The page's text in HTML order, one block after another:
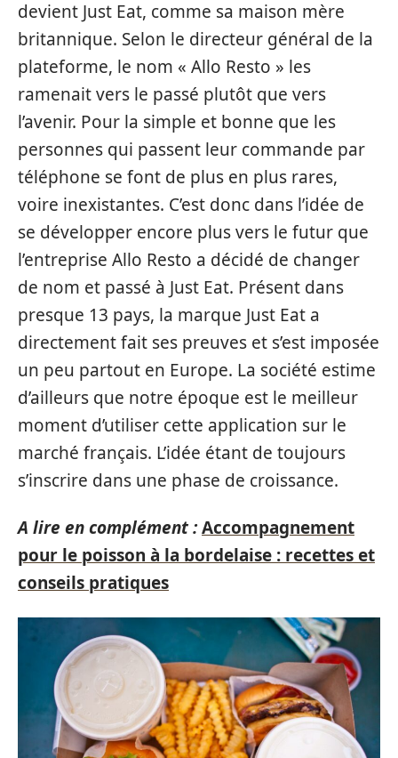
devient Just Eat, comme sa maison mère
britannique. Selon le directeur général de la
plateforme, le nom « Allo Resto » les
ramenait vers le passé plutôt que vers
l’avenir. Pour la simple et bonne que les
personnes qui passent leur commande par
téléphone se font de plus en plus rares,
voire inexistantes. C’est donc dans l’idée de
se développer encore plus vers le futur que
l’entreprise Allo Resto a décidé de changer
de nom et passé à Just Eat. Présent dans
presque 13 pays, la marque Just Eat a
directement fait ses preuves et s’est imposée
un peu partout en Europe. La société estime
d’ailleurs que notre époque est le meilleur
moment d’utiliser cette application sur le
marché français. L’idée étant de toujours
s’inscrire dans une phase de croissance.
A lire en complément :Accompagnement
pour le poisson à la bordelaise : recettes et
conseils pratiques